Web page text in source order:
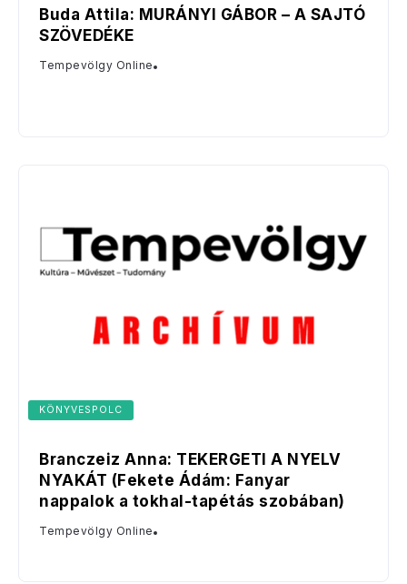
Buda Attila: MURÁNYI GÁBOR – A SAJTÓ
SZÖVEDÉKE
Tempevölgy Online
KÖNYVESPOLC
Branczeiz Anna: TEKERGETI A NYELV
NYAKÁT (Fekete Ádám: Fanyar
nappalok a tokhal-tapétás szobában)
Tempevölgy Online